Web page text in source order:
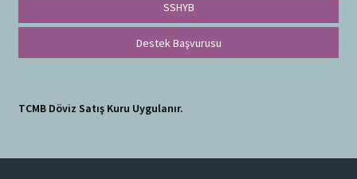
SSHYB
Destek Başvurusu
TCMB Döviz Satış Kuru Uygulanır.